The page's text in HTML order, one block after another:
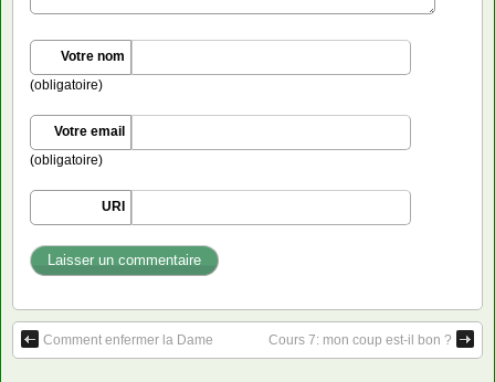
Votre nom
(obligatoire)
Votre email
(obligatoire)
URI
Comment enfermer la Dame Cours 7: mon coup est-il bon ?